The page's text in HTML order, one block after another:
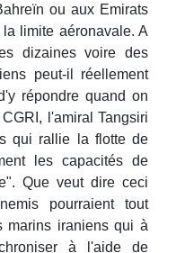
ou aux Emirats
limite aéronavale. A
dizaines voire des
peut-il réellement
répondre quand on
l'amiral Tangsiri
qui rallie la flotte de
les capacités de
Que veut dire ceci
pourraient tout
marins iraniens qui à
à l'aide de